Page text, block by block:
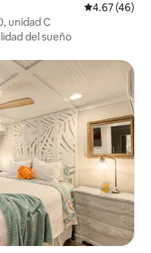
Calificación
4.67 (46)
unidad C
del sueño